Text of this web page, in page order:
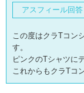
アスフィール回答
この度はクラTコン
す。
ピンクのTシャツに
これからもクラTコ